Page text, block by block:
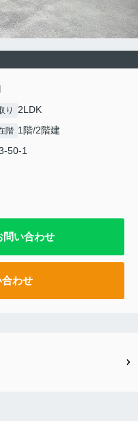
り 2LDK
階 1階/2階建
50-1
問い合わせ
わせ